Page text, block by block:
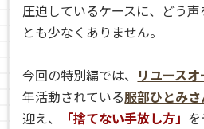
圧迫しているケースに、どう
とも少なくありません。
今回の特別編では、 リユース
年活動されている服部ひとみ
迎え、
「捨てない手放し方」